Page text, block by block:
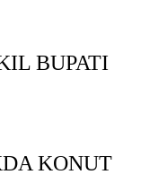
BUPATI
KONUT